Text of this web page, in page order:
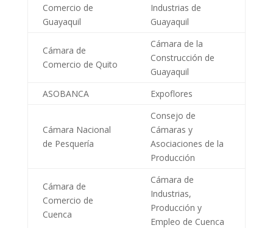
Comercio de
Guayaquil
Industrias de
Guayaquil
Cámara de
Comercio de Quito
Cámara de la
Construcción de
Guayaquil
ASOBANCA
Expoflores
Cámara Nacional
de Pesquería
Consejo de
Cámaras y
Asociaciones de la
Producción
Cámara de
Comercio de
Cuenca
Cámara de
Industrias,
Producción y
Empleo de Cuenca